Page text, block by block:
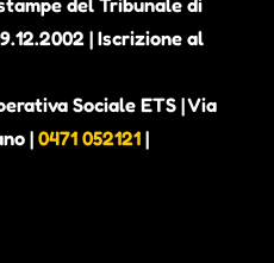
del Tribunale di
| Iscrizione al
Sociale ETS | Via
|0471 052121 |